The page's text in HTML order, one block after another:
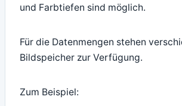
und Farbtiefen sind möglich.
Für die Datenmengen stehen
Bildspeicher zur Verfügung.
Zum Beispiel: